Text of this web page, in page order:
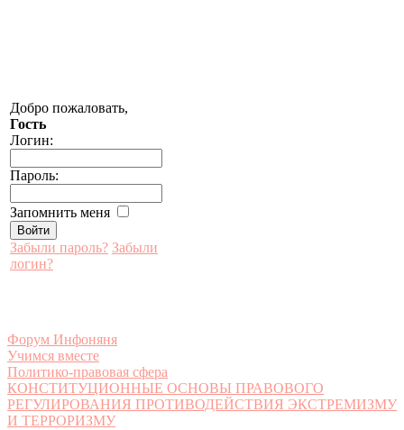
Добро пожаловать,
Гость
Логин:
Пароль:
Запомнить меня
Забыли пароль? Забыли
логин?
Форум Инфоняня
Учимся вместе
Политико-правовая сфера
КОНСТИТУЦИОННЫЕ ОСНОВЫ ПРАВОВОГО
РЕГУЛИРОВАНИЯ ПРОТИВОДЕЙСТВИЯ ЭКСТРЕМИЗМУ
И ТЕРРОРИЗМУ